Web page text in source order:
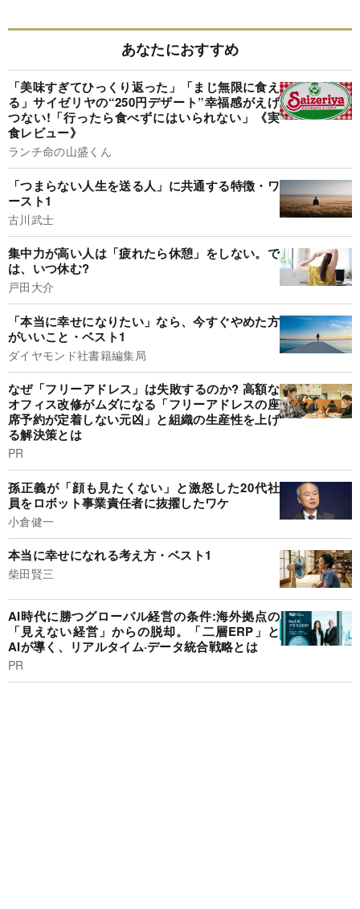
あなたにおすすめ
「美味すぎてひっくり返った」「まじ無限に食え
る」サイゼリヤの“250円デザート”幸福感がえげ
つない!「行ったら食べずにはいられない」《実
食レビュー》
ランチ命の山盛くん
「つまらない人生を送る人」に共通する特徴・ワ
ースト1
古川武士
集中力が高い人は「疲れたら休憩」をしない。で
は、いつ休む?
戸田大介
「本当に幸せになりたい」なら、今すぐやめた方
がいいこと・ベスト1
ダイヤモンド社書籍編集局
なぜ「フリーアドレス」は失敗するのか? 高額な
オフィス改修がムダになる「フリーアドレスの座
席予約が定着しない元凶」と組織の生産性を上げ
る解決策とは
PR
孫正義が「顔も見たくない」と激怒した20代社
員をロボット事業責任者に抜擢したワケ
小倉健一
本当に幸せになれる考え方・ベスト1
柴田賢三
AI時代に勝つグローバル経営の条件:海外拠点の
「見えない経営」からの脱却。「二層ERP」と
AIが導く、リアルタイム·データ統合戦略とは
PR